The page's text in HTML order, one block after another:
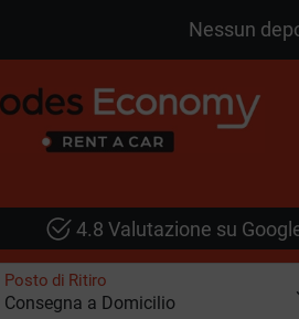
Nessun
4.8 Valutazione su
Posto di Ritiro